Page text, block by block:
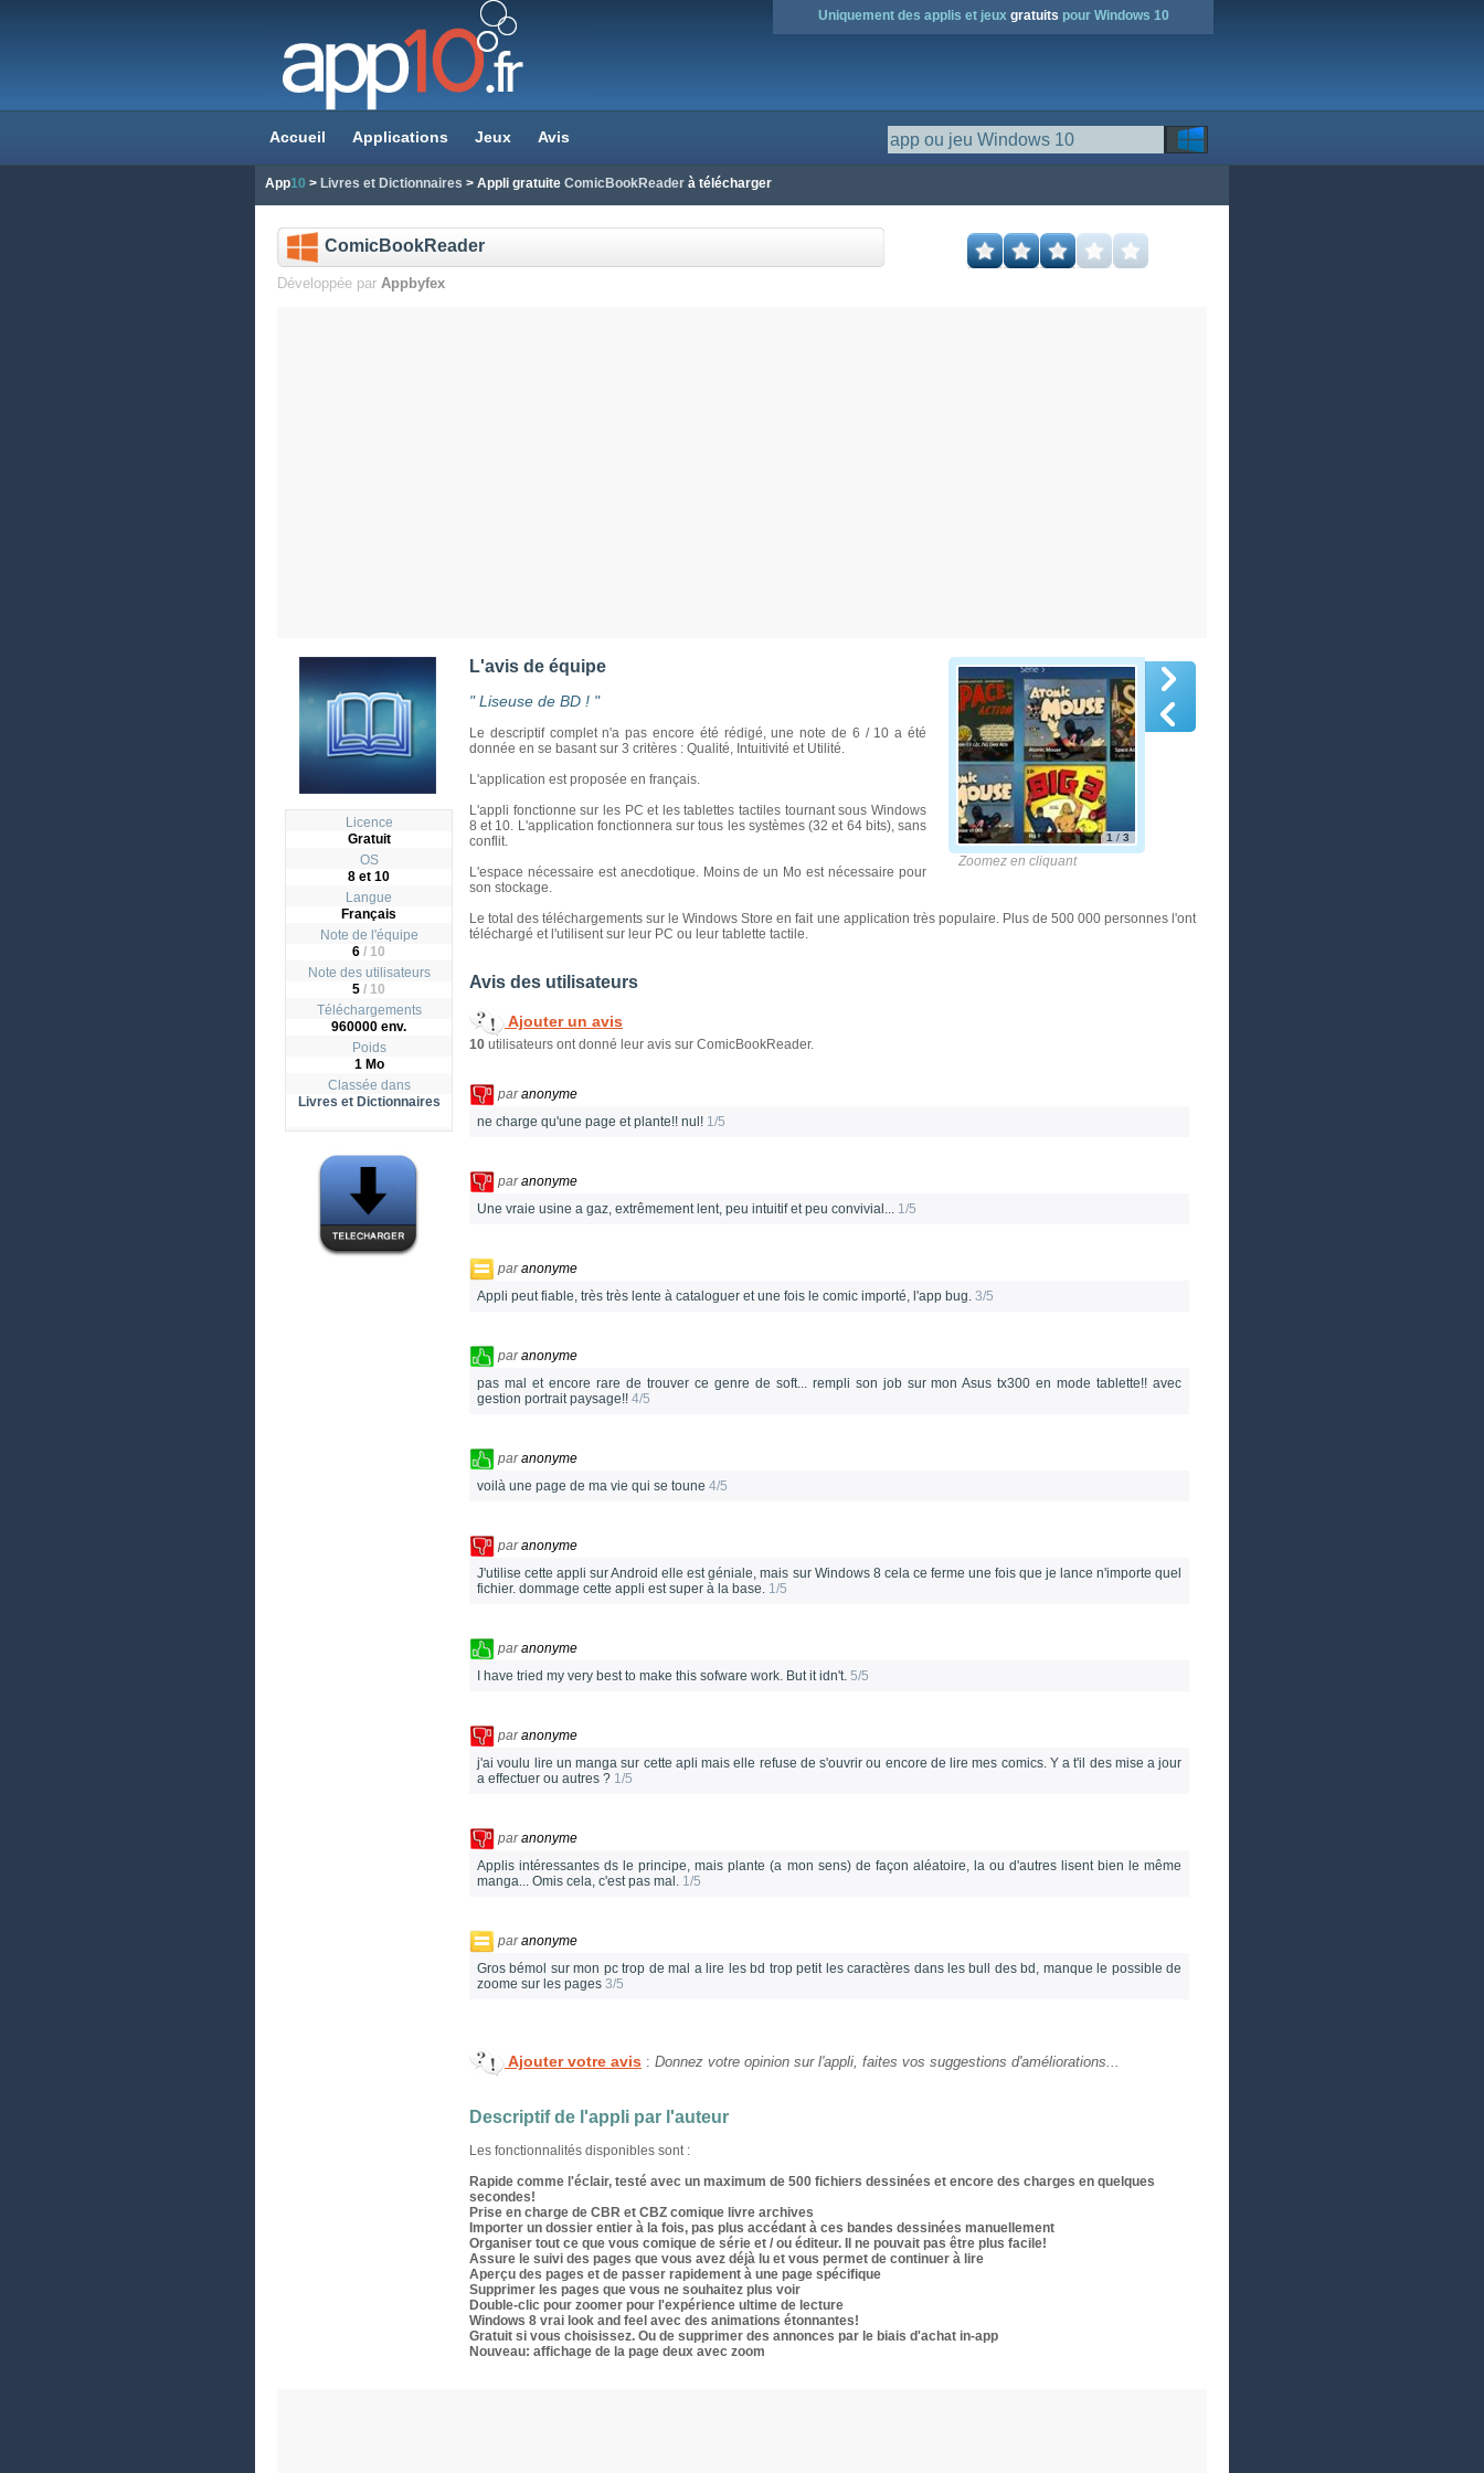
Uniquement des applis et jeux gratuits pour Windows 10
Accueil Applications Jeux Avis
App10 > Livres et Dictionnaires > Appli gratuite ComicBookReader à télécharger
ComicBookReader
Développée par Appbyfex
Licence
Gratuit
OS
8 et 10
Langue
Français
Note de l'équipe
6 / 10
Note des utilisateurs
5 / 10
Téléchargements
960000 env.
Poids
1 Mo
Classée dans
Livres et Dictionnaires
1 / 3
Zoomez en cliquant
L'avis de équipe
" Liseuse de BD ! "
Le descriptif complet n'a pas encore été rédigé, une note de 6 / 10 a été
donnée en se basant sur 3 critères : Qualité, Intuitivité et Utilité.
L'application est proposée en français.
L'appli fonctionne sur les PC et les tablettes tactiles tournant sous Windows
8 et 10. L'application fonctionnera sur tous les systèmes (32 et 64 bits), sans
conflit.
L'espace nécessaire est anecdotique. Moins de un Mo est nécessaire pour
son stockage.
Le total des téléchargements sur le Windows Store en fait une application très populaire. Plus de 500 000 personnes l'ont
téléchargé et l'utilisent sur leur PC ou leur tablette tactile.
Avis des utilisateurs
Ajouter un avis
10 utilisateurs ont donné leur avis sur ComicBookReader.
paranonyme
ne charge qu'une page et plante!! nul! 1/5
paranonyme
Une vraie usine a gaz, extrêmement lent, peu intuitif et peu convivial... 1/5
paranonyme
Appli peut fiable, très très lente à cataloguer et une fois le comic importé, l'app bug. 3/5
paranonyme
pas mal et encore rare de trouver ce genre de soft... rempli son job sur mon Asus tx300 en mode tablette!! avec
gestion portrait paysage!! 4/5
paranonyme
voilà une page de ma vie qui se toune 4/5
paranonyme
J'utilise cette appli sur Android elle est géniale, mais sur Windows 8 cela ce ferme une fois que je lance n'importe quel
fichier. dommage cette appli est super à la base. 1/5
paranonyme
I have tried my very best to make this sofware work. But it idn't. 5/5
paranonyme
j'ai voulu lire un manga sur cette apli mais elle refuse de s'ouvrir ou encore de lire mes comics. Y a t'il des mise a jour
a effectuer ou autres ? 1/5
paranonyme
Applis intéressantes ds le principe, mais plante (a mon sens) de façon aléatoire, la ou d'autres lisent bien le même
manga... Omis cela, c'est pas mal. 1/5
paranonyme
Gros bémol sur mon pc trop de mal a lire les bd trop petit les caractères dans les bull des bd, manque le possible de
zoome sur les pages 3/5
Ajouter votre avis : Donnez votre opinion sur l'appli, faites vos suggestions d'améliorations...
Descriptif de l'appli par l'auteur
Les fonctionnalités disponibles sont :
Rapide comme l'éclair, testé avec un maximum de 500 fichiers dessinées et encore des charges en quelques
secondes!
Prise en charge de CBR et CBZ comique livre archives
Importer un dossier entier à la fois, pas plus accédant à ces bandes dessinées manuellement
Organiser tout ce que vous comique de série et / ou éditeur. Il ne pouvait pas être plus facile!
Assure le suivi des pages que vous avez déjà lu et vous permet de continuer à lire
Aperçu des pages et de passer rapidement à une page spécifique
Supprimer les pages que vous ne souhaitez plus voir
Double-clic pour zoomer pour l'expérience ultime de lecture
Windows 8 vrai look and feel avec des animations étonnantes!
Gratuit si vous choisissez. Ou de supprimer des annonces par le biais d'achat in-app
Nouveau: affichage de la page deux avec zoom